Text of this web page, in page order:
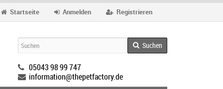
Registrieren
Anmelden
Startseite
Suchen
05043 98 99 747
information@thepetfactory.de